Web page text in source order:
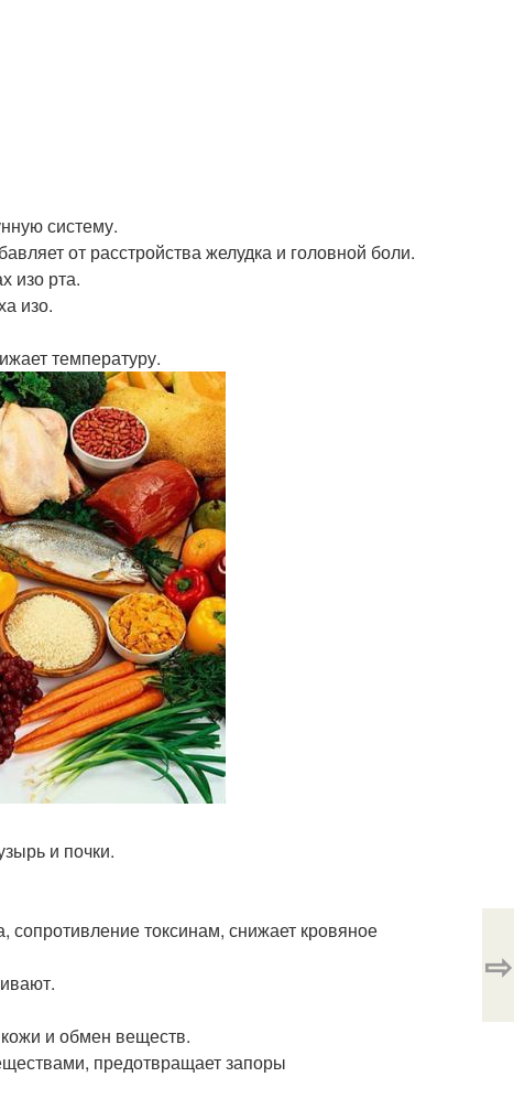
систему.
от расстройства желудка и головной боли.
изо рта.
изо.
температуру.
и почки.
токсинам, снижает кровяное
и обмен веществ.
предотвращает запоры
⇨